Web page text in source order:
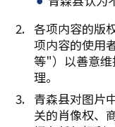
各项内容的版
项内容的使用
等"）以善意
理。
青森县对图片
关的肖像权、